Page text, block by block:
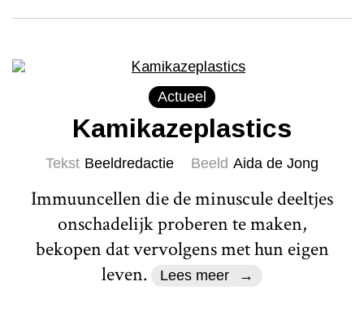
Actueel
Kamikazeplastics
Tekst Beeldredactie Beeld Aida de Jong
Immuuncellen die de minuscule deeltjes
onschadelijk proberen te maken,
bekopen dat vervolgens met hun eigen
leven.
Lees meer